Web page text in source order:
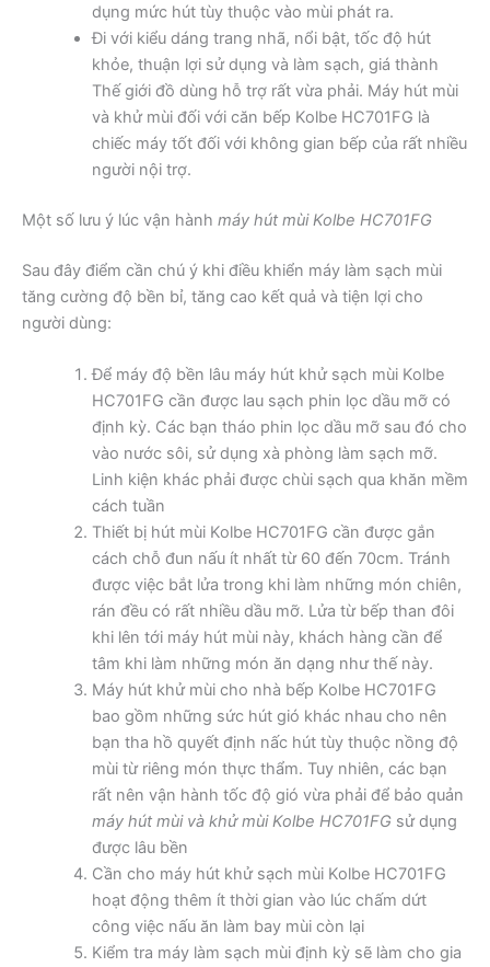
dụng mức hút tùy thuộc vào mùi phát ra.
Đi với kiểu dáng trang nhã, nổi bật, tốc độ hút
khỏe, thuận lợi sử dụng và làm sạch, giá thành
Thế giới đồ dùng hỗ trợ rất vừa phải. Máy hút mùi
và khử mùi đối với căn bếp Kolbe HC701FG là
chiếc máy tốt đối với không gian bếp của rất nhiều
người nội trợ.
Một số lưu ý lúc vận hành máy hút mùi Kolbe HC701FG
Sau đây điểm cần chú ý khi điều khiển máy làm sạch mùi
tăng cường độ bền bỉ, tăng cao kết quả và tiện lợi cho
người dùng:
Để máy độ bền lâu máy hút khử sạch mùi Kolbe
HC701FG cần được lau sạch phin lọc dầu mỡ có
định kỳ. Các bạn tháo phin lọc dầu mỡ sau đó cho
vào nước sôi, sử dụng xà phòng làm sạch mỡ.
Linh kiện khác phải được chùi sạch qua khăn mềm
cách tuần
Thiết bị hút mùi Kolbe HC701FG cần được gắn
cách chỗ đun nấu ít nhất từ 60 đến 70cm. Tránh
được việc bắt lửa trong khi làm những món chiên,
rán đều có rất nhiều dầu mỡ. Lửa từ bếp than đôi
khi lên tới máy hút mùi này, khách hàng cần để
tâm khi làm những món ăn dạng như thế này.
Máy hút khử mùi cho nhà bếp Kolbe HC701FG
bao gồm những sức hút gió khác nhau cho nên
bạn tha hồ quyết định nấc hút tùy thuộc nồng độ
mùi từ riêng món thực thẩm. Tuy nhiên, các bạn
rất nên vận hành tốc độ gió vừa phải để bảo quản
máy hút mùi và khử mùi Kolbe HC701FGsử dụng
được lâu bền
Cần cho máy hút khử sạch mùi Kolbe HC701FG
hoạt động thêm ít thời gian vào lúc chấm dứt
công việc nấu ăn làm bay mùi còn lại
Kiểm tra máy làm sạch mùi định kỳ sẽ làm cho gia